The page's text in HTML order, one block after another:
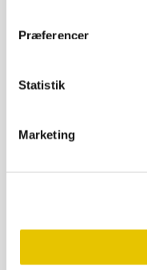
Præferencer
Statistik
Marketing
På lager